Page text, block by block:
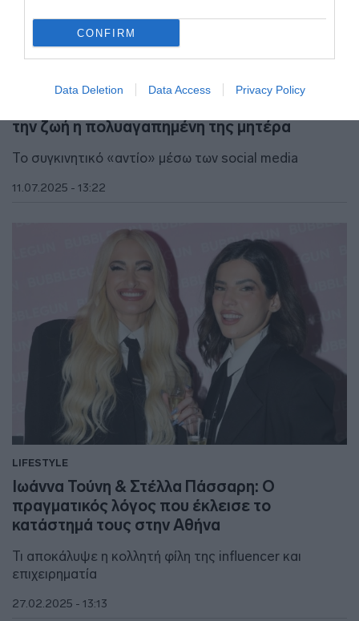
CONFIRM
Data Deletion Data Access Privacy Policy
LIFESTYLE
την ζωή η πολυαγαπημένη της μητέρα
Το συγκινητικό «αντίο» μέσω των social media
11.07.2025 - 13:22
LIFESTYLE
Ιωάννα Τούνη & Στέλλα Πάσσαρη: Ο
πραγματικός λόγος που έκλεισε το
κατάστημά τους στην Αθήνα
Τι αποκάλυψε η κολλητή φίλη της influencer και
επιχειρηματία
27.02.2025 - 13:13